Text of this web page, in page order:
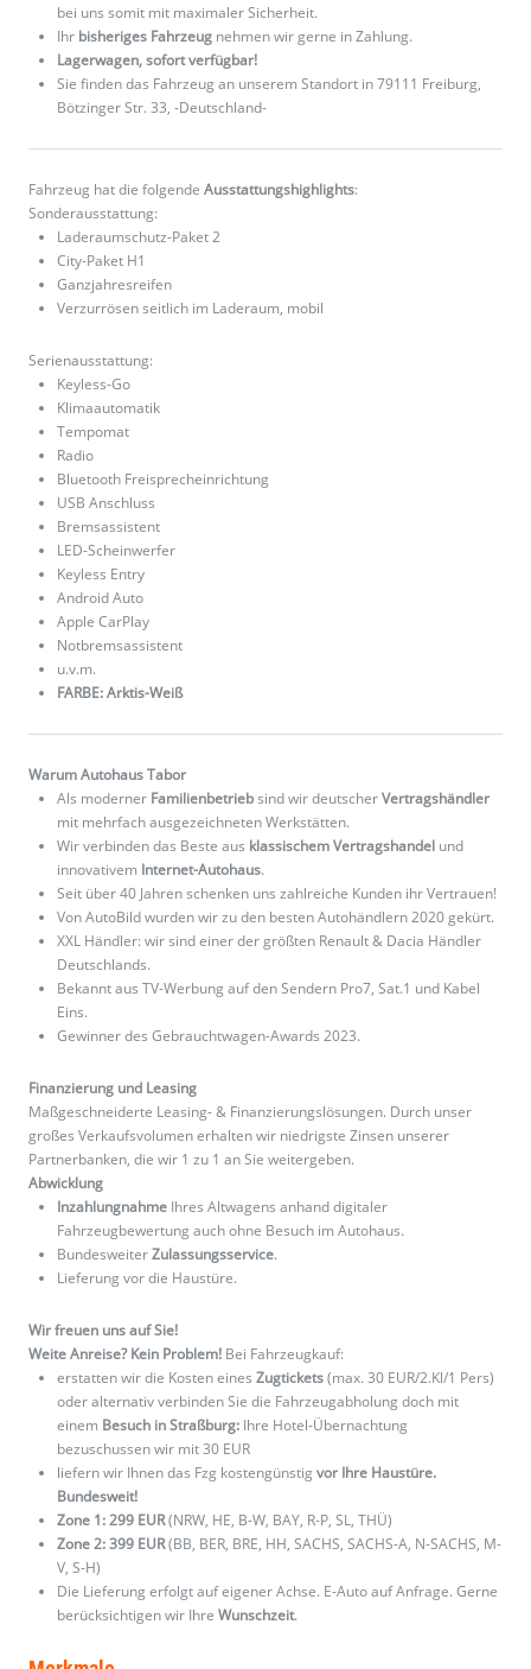
bei uns somit mit maximaler Sicherheit.
Ihr bisheriges Fahrzeug nehmen wir gerne in Zahlung.
Lagerwagen, sofort verfügbar!
Sie finden das Fahrzeug an unserem Standort in 79111 Freiburg,
Bötzinger Str. 33, -Deutschland-
Fahrzeug hat die folgende Ausstattungshighlights:
Sonderausstattung:
Laderaumschutz-Paket 2
City-Paket H1
Ganzjahresreifen
Verzurrösen seitlich im Laderaum, mobil
Serienausstattung:
Keyless-Go
Klimaautomatik
Tempomat
Radio
Bluetooth Freisprecheinrichtung
USB Anschluss
Bremsassistent
LED-Scheinwerfer
Keyless Entry
Android Auto
Apple CarPlay
Notbremsassistent
u.v.m.
FARBE: Arktis-Weiß
Warum Autohaus Tabor
Als moderner Familienbetriebsind wir deutscherVertragshändler
mit mehrfach ausgezeichneten Werkstätten.
Wir verbinden das Beste aus klassischem Vertragshandel und
innovativem Internet-Autohaus.
Seit über 40 Jahren schenken uns zahlreiche Kunden ihr Vertrauen!
Von AutoBild wurden wir zu den besten Autohändlern 2020 gekürt.
XXL Händler: wir sind einer der größten Renault & Dacia Händler
Deutschlands.
Bekannt aus TV-Werbung auf den Sendern Pro7, Sat.1 und Kabel
Eins.
Gewinner des Gebrauchtwagen-Awards 2023.
Finanzierung und Leasing
Maßgeschneiderte Leasing- & Finanzierungslösungen. Durch unser
großes Verkaufsvolumen erhalten wir niedrigste Zinsen unserer
Partnerbanken, die wir 1 zu 1 an Sie weitergeben.
Abwicklung
Inzahlungnahme Ihres Altwagens anhand digitaler
Fahrzeugbewertung auch ohne Besuch im Autohaus.
BundesweiterZulassungsservice.
Lieferung vor die Haustüre.
Wir freuen uns auf Sie!
Weite Anreise? Kein Problem! Bei Fahrzeugkauf:
erstatten wir die Kosten eines Zugtickets(max. 30 EUR/2.Kl/1 Pers)
oder alternativ verbinden Sie die Fahrzeugabholung doch mit
einem Besuch in Straßburg: Ihre Hotel-Übernachtung
bezuschussen wir mit 30 EUR
liefern wir Ihnen das Fzg kostengünstig vor Ihre Haustüre.
Bundesweit!
Zone 1: 299 EUR(NRW, HE, B-W, BAY, R-P, SL, THÜ)
Zone 2: 399 EUR(BB, BER, BRE, HH, SACHS, SACHS-A, N-SACHS, M-
V, S-H)
Die Lieferung erfolgt auf eigener Achse. E-Auto auf Anfrage. Gerne
berücksichtigen wir Ihre Wunschzeit.